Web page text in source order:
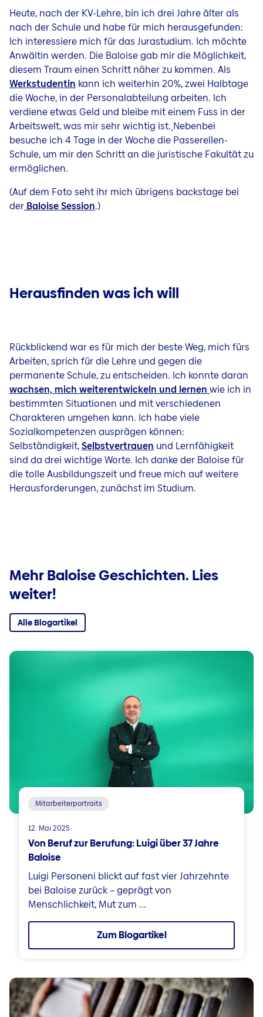
Heute, nach der KV-Lehre, bin ich drei Jahre älter als
nach der Schule und habe für mich herausgefunden:
Ich interessiere mich für das Jurastudium. Ich möchte
Anwältin werden. Die Baloise gab mir die Möglichkeit,
diesem Traum einen Schritt näher zu kommen. Als
Werkstudentin kann ich weiterhin 20%, zwei Halbtage
die Woche, in der Personalabteilung arbeiten. Ich
verdiene etwas Geld und bleibe mit einem Fuss in der
Arbeitswelt, was mir sehr wichtig ist. Nebenbei
besuche ich 4 Tage in der Woche die Passerellen-
Schule, um mir den Schritt an die juristische Fakultät zu
ermöglichen.
(Auf dem Foto seht ihr mich übrigens backstage bei
der Baloise Session.)
Herausfinden was ich will
Rückblickend war es für mich der beste Weg, mich fürs
Arbeiten, sprich für die Lehre und gegen die
permanente Schule, zu entscheiden. Ich konnte daran
wachsen, mich weiterentwickeln und lernen wie ich in
bestimmten Situationen und mit verschiedenen
Charakteren umgehen kann. Ich habe viele
Sozialkompetenzen ausprägen können:
Selbständigkeit,Selbstvertrauen und Lernfähigkeit
sind da drei wichtige Worte. Ich danke der Baloise für
die tolle Ausbildungszeit und freue mich auf weitere
Herausforderungen, zunächst im Studium.
Mehr Baloise Geschichten. Lies
weiter!
Alle Blogartikel
Mitarbeiterportraits
12. Mai 2025
Von Beruf zur Berufung: Luigi über 37 Jahre
Baloise
Luigi Personeni blickt auf fast vier Jahrzehnte
bei Baloise zurück – geprägt von
Menschlichkeit, Mut zum ...
Zum Blogartikel